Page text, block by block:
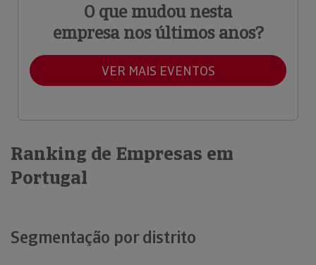
O que mudou nesta
empresa nos últimos anos?
VER MAIS EVENTOS
Ranking de Empresas em
Portugal
Segmentação por distrito